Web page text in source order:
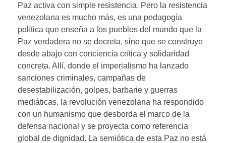
Paz activa con simple resistencia. Pero la resistencia
venezolana es mucho más, es una pedagogía
política que enseña a los pueblos del mundo que la
Paz verdadera no se decreta, sino que se construye
desde abajo con conciencia crítica y solidaridad
concreta. Allí, donde el imperialismo ha lanzado
sanciones criminales, campañas de
desestabilización, golpes, barbarie y guerras
mediáticas, la revolución venezolana ha respondido
con un humanismo que desborda el marco de la
defensa nacional y se proyecta como referencia
global de dignidad. La semiótica de esta Paz no está